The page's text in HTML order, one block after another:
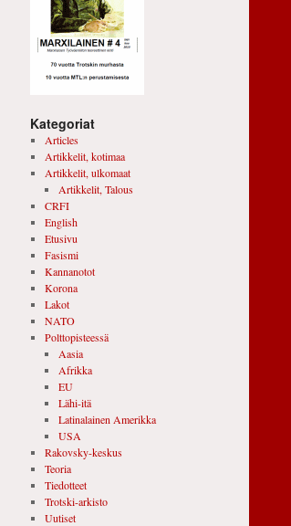
Kategoriat
Articles
Artikkelit, kotimaa
Artikkelit, ulkomaat
Artikkelit, Talous
CRFI
English
Etusivu
Fasismi
Kannanotot
Korona
Lakot
NATO
Polttopisteessä
Aasia
Afrikka
EU
Lähi-itä
Latinalainen Amerikka
USA
Rakovsky-keskus
Teoria
Tiedotteet
Trotski-arkisto
Uutiset